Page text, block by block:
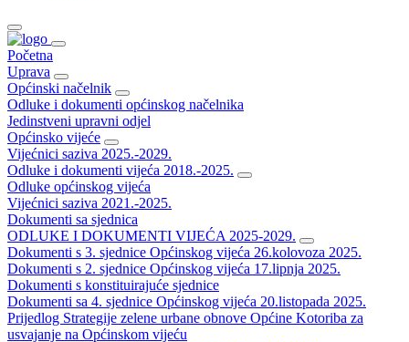
Početna
Uprava
Općinski načelnik
Odluke i dokumenti općinskog načelnika
Jedinstveni upravni odjel
Općinsko vijeće
Vijećnici saziva 2025.-2029.
Odluke i dokumenti vijeća 2018.-2025.
Odluke općinskog vijeća
Vijećnici saziva 2021.-2025.
Dokumenti sa sjednica
ODLUKE I DOKUMENTI VIJEĆA 2025-2029.
Dokumenti s 3. sjednice Općinskog vijeća 26.kolovoza 2025.
Dokumenti s 2. sjednice Općinskog vijeća 17.lipnja 2025.
Dokumenti s konstituirajuće sjednice
Dokumenti sa 4. sjednice Općinskog vijeća 20.listopada 2025.
Prijedlog Strategije zelene urbane obnove Općine Kotoriba za
usvajanje na Općinskom vijeću